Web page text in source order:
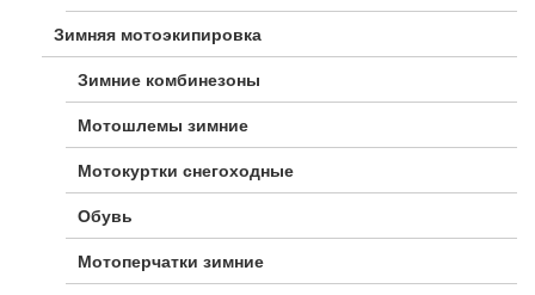
Зимняя мотоэкипировка
Зимние комбинезоны
Мотошлемы зимние
Мотокуртки снегоходные
Обувь
Мотоперчатки зимние